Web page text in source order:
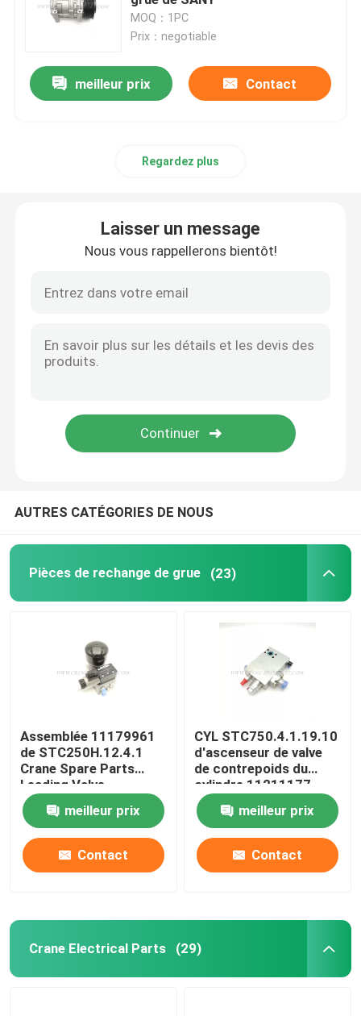
Crane Parts hydraulique
Crane Undercarriage Parts
Crane Cab Parts
Crane Boom Parts
Crane Light
Câble métallique de grue
MOQ：1PC
Prix：negotiable
meilleur prix Contact
Regardez plus
Laisser un message
Nous vous rappellerons bientôt!
AUTRES CATÉGORIES DE NOUS
Pièces de rechange de grue (23)
Assemblée 11179961
de STC250H.12.4.1
Crane Spare Parts
Leading Valve
meilleur prix
Contact
CYL STC750.4.1.19.10
d'ascenseur de valve
de contrepoids du
cylindre 11211177
hydraulique
meilleur prix
Contact
Crane Electrical Parts (29)